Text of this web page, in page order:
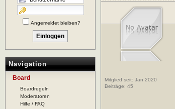
Angemeldet bleiben?
Navigation
Board
Boardregeln
Moderatoren
Hilfe / FAQ
Mitglied seit: Jan 2020
Beiträge: 45